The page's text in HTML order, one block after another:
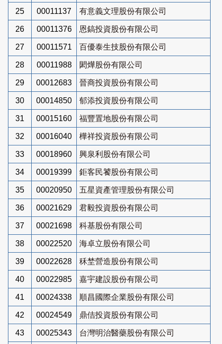
25 00011137 有意義文理股份有限公司
26 00011376 恩鎬投資股份有限公司
27 00011571 百優泰生技股份有限公司
28 00011988 閎燁股份有限公司
29 00012683 晉商投資股份有限公司
30 00014850 郁添投資股份有限公司
31 00015160 福豐置地股份有限公司
32 00016040 樺祥投資股份有限公司
33 00018960 興泉利股份有限公司
34 00019399 鉅客民饕股份有限公司
35 00020950 五星資產管理股份有限公司
36 00021629 君毅投資股份有限公司
37 00021698 科基股份有限公司
38 00022520 海卓立股份有限公司
39 00022628 秝埜營造股份有限公司
40 00022985 嘉宇建設股份有限公司
41 00024338 順昌國際企業股份有限公司
42 00024549 鼎佶投資股份有限公司
43 00025343 台灣明治醫藥股份有限公司